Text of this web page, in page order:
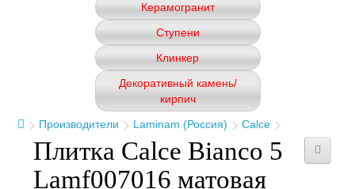
Керамогранит
Ступени
Клинкер
Декоративный камень/
кирпич
Производители
Laminam (Россия) Calce
Плитка Calce Bianco 5
Lamf007016 матовая